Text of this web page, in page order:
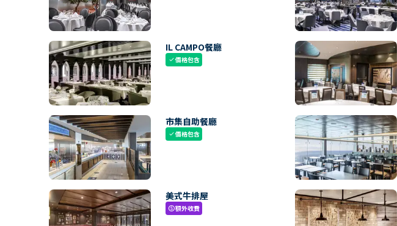
IL CAMPO餐廳
check價格包含
市集自助餐廳
check價格包含
美式牛排屋
paid額外收費